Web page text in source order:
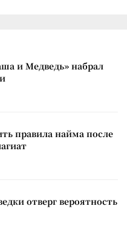
и Медведь» набрал
правила найма после
отверг вероятность